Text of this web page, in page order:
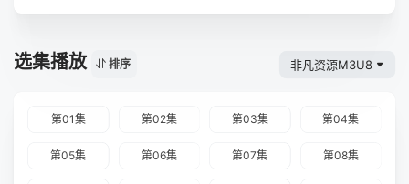
选集播放 排序 非凡资源M3U8
第01集 第02集 第03集 第04集
第05集 第06集 第07集 第08集